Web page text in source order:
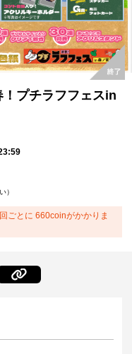
プチラフフェスin
）
ごとに 660coinがかかりま